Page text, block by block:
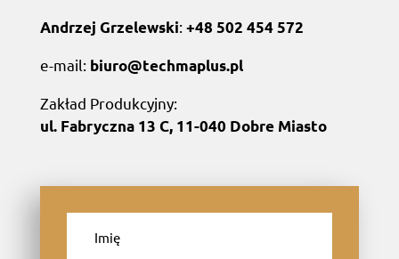
Andrzej Grzelewski: +48 502 454 572
e-mail: biuro@techmaplus.pl
Zakład Produkcyjny:
ul. Fabryczna 13 C, 11-040 Dobre Miasto